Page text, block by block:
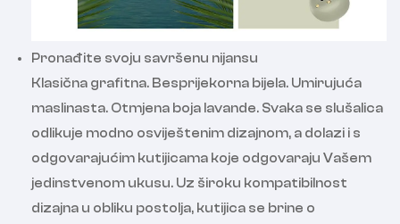
Pronađite svoju savršenu nijansu
Klasična grafitna. Besprijekorna bijela. Umirujuća
maslinasta. Otmjena boja lavande. Svaka se slušalica
odlikuje modno osviještenim dizajnom, a dolazi i s
odgovarajućim kutijicama koje odgovaraju Vašem
jedinstvenom ukusu. Uz široku kompatibilnost
dizajna u obliku postolja, kutijica se brine o